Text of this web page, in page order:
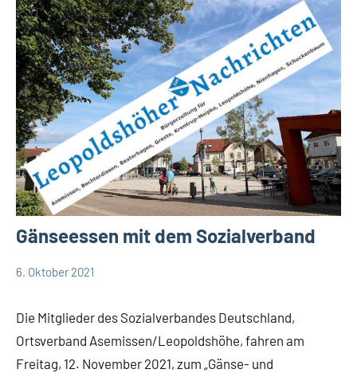
Gänseessen mit dem Sozialverband
Termine
6. Oktober 2021
Die Mitglieder des Sozialverbandes Deutschland,
Ortsverband Asemissen/Leopoldshöhe, fahren am
Freitag, 12. November 2021, zum „Gänse- und